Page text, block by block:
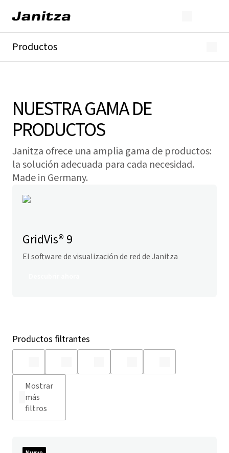
Productos
Analizadores de calidad de red
Corriente residual
TC
Módulos
Todos
NUESTRA GAMA DE
PRODUCTOS
Janitza ofrece una amplia gama de productos:
la solución adecuada para cada necesidad.
Made in Germany.
GridVis® 9
El software de visualización de red de Janitza
Productos filtrantes
Mostrar
más
filtros